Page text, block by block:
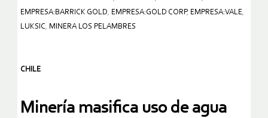
EMPRESA:BARRICK GOLD, EMPRESA:GOLD CORP, EMPRESA:VALE,
LUKSIC, MINERA LOS PELAMBRES
CHILE
Minería masifica uso de agua